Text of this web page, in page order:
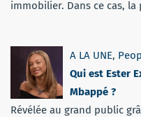
immobilier. Dans ce cas, la
A LA UNE,
Qui est Ester
Mbappé ?
Révélée au grand public